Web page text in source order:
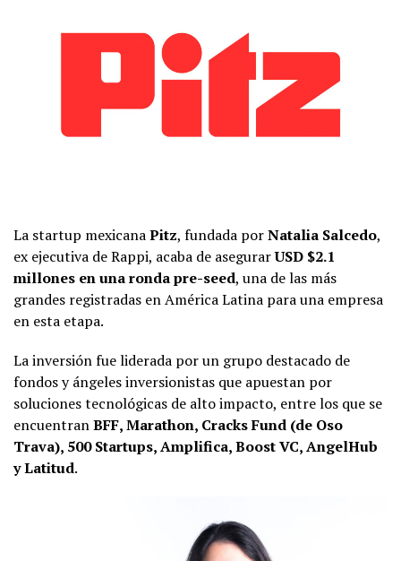
La startup mexicanaPitz, fundada porNatalia Salcedo,
ex ejecutiva de Rappi, acaba de asegurarUSD $2.1
millones en una ronda pre-seed, una de las más
grandes registradas en América Latina para una empresa
en esta etapa.
La inversión fue liderada por un grupo destacado de
fondos y ángeles inversionistas que apuestan por
soluciones tecnológicas de alto impacto, entre los que se
encuentranBFF, Marathon, Cracks Fund (de Oso
Trava), 500 Startups, Amplifica, Boost VC, AngelHub
y Latitud.